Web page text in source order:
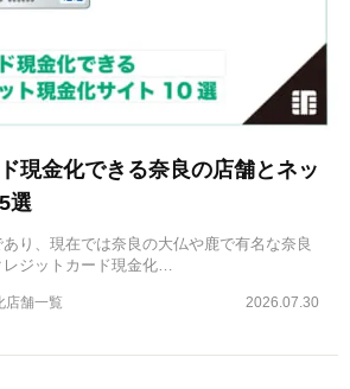
現金化できる奈良の店舗とネッ
選
り、現在では奈良の大仏や鹿で有名な奈良
ジットカード現金化…
2026.07.30
店舗一覧